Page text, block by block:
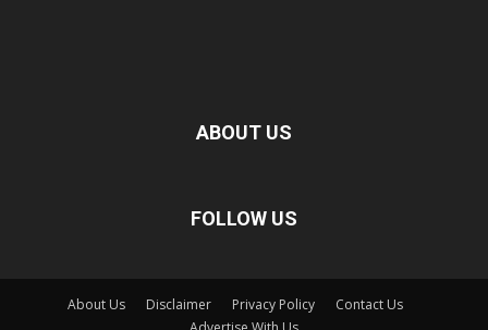
ABOUT US
FOLLOW US
About Us Disclaimer Privacy Policy
Contact Us